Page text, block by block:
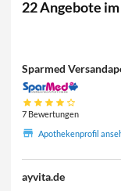
22 Angebote
Sparmed
7 Bewertungen
Apothekenprofil
ayvita.de